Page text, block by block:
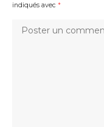
indiqués avec *